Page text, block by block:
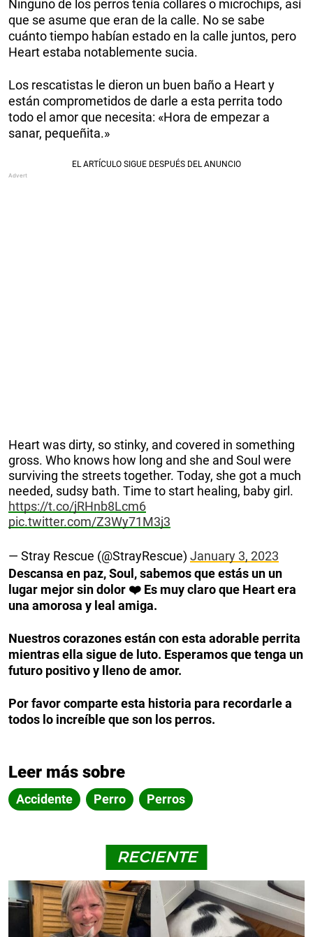
Ninguno de los perros tenía collares o microchips, así
que se asume que eran de la calle. No se sabe
cuánto tiempo habían estado en la calle juntos, pero
Heart estaba notablemente sucia.
Los rescatistas le dieron un buen baño a Heart y
están comprometidos de darle a esta perrita todo
todo el amor que necesita: «Hora de empezar a
sanar, pequeñita.»
Heart was dirty, so stinky, and covered in something
gross. Who knows how long and she and Soul were
surviving the streets together. Today, she got a much
needed, sudsy bath. Time to start healing, baby girl.
https://t.co/jRHnb8Lcm6
pic.twitter.com/Z3Wy71M3j3
— Stray Rescue (@StrayRescue) January 3, 2023
Descansa en paz, Soul, sabemos que estás un un
lugar mejor sin dolor ❤️ Es muy claro que Heart era
una amorosa y leal amiga.
Nuestros corazones están con esta adorable perrita
mientras ella sigue de luto. Esperamos que tenga un
futuro positivo y lleno de amor.
Por favor comparte esta historia para recordarle a
todos lo increíble que son los perros.
Leer más sobre
Accidente Perro Perros
RECIENTE